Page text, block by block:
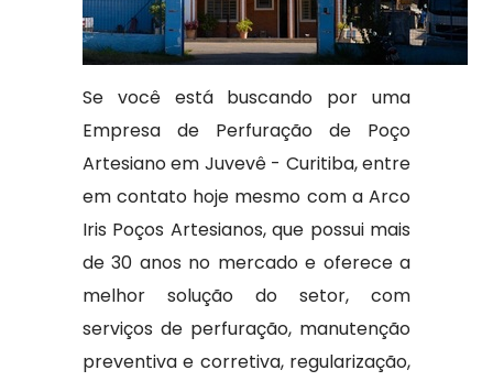
Se você está buscando por uma
Empresa de Perfuração de Poço
Artesiano em Juvevê - Curitiba, entre
em contato hoje mesmo com a Arco
Iris Poços Artesianos, que possui mais
de 30 anos no mercado e oferece a
melhor solução do setor, com
serviços de perfuração, manutenção
preventiva e corretiva, regularização,